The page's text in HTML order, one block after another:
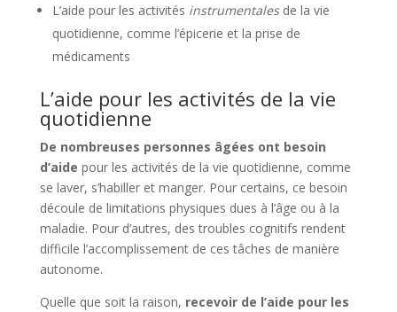
L’aide pour les activités instrumentales de la vie
quotidienne, comme l’épicerie et la prise de
médicaments
L’aide pour les activités de la vie
quotidienne
De nombreuses personnes âgées ont besoin
d’aide pour les activités de la vie quotidienne, comme
se laver, s’habiller et manger. Pour certains, ce besoin
découle de limitations physiques dues à l’âge ou à la
maladie. Pour d’autres, des troubles cognitifs rendent
difficile l’accomplissement de ces tâches de manière
autonome.
Quelle que soit la raison, recevoir de l’aide pour les